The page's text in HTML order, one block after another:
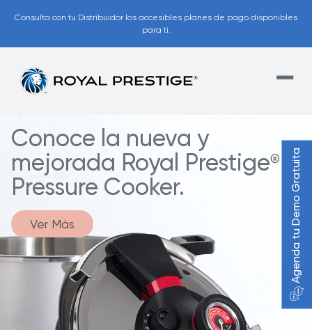
Consulta con tu Distribuidor los accesibles planes de pago disponibles
para ti.
Conoce la nueva y
mejorada Royal Prestige®
Pressure Cooker.
Ver Más Agenda tu Demo Gratuita